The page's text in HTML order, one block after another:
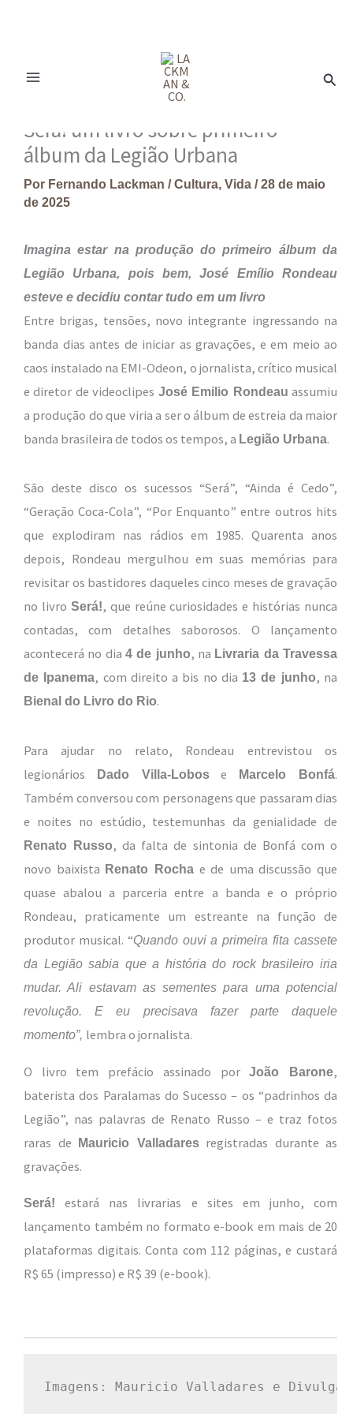
Será! um livro sobre primeiro
álbum da Legião Urbana
Por Fernando Lackman /Cultura, Vida /28 de maio
de 2025
Imagina estar na produção do primeiro álbum da
Legião Urbana, pois bem, José Emílio Rondeau
esteve e decidiu contar tudo em um livro
Entre brigas, tensões, novo integrante ingressando na
banda dias antes de iniciar as gravações, e em meio ao
caos instalado na EMI-Odeon, o jornalista, crítico musical
e diretor de videoclipes José Emilio Rondeau assumiu
a produção do que viria a ser o álbum de estreia da maior
banda brasileira de todos os tempos, a Legião Urbana.
São deste disco os sucessos “Será”, “Ainda é Cedo”,
“Geração Coca-Cola”, “Por Enquanto” entre outros hits
que explodiram nas rádios em 1985. Quarenta anos
depois, Rondeau mergulhou em suas memórias para
revisitar os bastidores daqueles cinco meses de gravação
no livro Será!, que reúne curiosidades e histórias nunca
contadas, com detalhes saborosos. O lançamento
acontecerá no dia 4 de junho, na Livraria da Travessa
de Ipanema, com direito a bis no dia 13 de junho, na
Bienal do Livro do Rio.
Para ajudar no relato, Rondeau entrevistou os
legionários
Dado Villa-Lobose Marcelo Bonfá.
Também conversou com personagens que passaram dias
e noites no estúdio, testemunhas da genialidade de
Renato Russo, da falta de sintonia de Bonfá com o
novo baixista Renato Rochae de uma discussão que
quase abalou a parceria entre a banda e o próprio
Rondeau, praticamente um estreante na função de
produtor musical. “Quando ouvi a primeira fita cassete
da Legião sabia que a história do rock brasileiro iria
mudar. Ali estavam as sementes para uma potencial
revolução. E eu precisava fazer parte daquele
momento”, lembra o jornalista.
O livro tem prefácio assinado porJoão Barone,
baterista dos Paralamas do Sucesso – os “padrinhos da
Legião”, nas palavras de Renato Russo – e traz fotos
raras de Mauricio Valladaresregistradas durante as
gravações.
Será!
estará nas livrarias e sites em junho, com
lançamento também no formato e-book em mais de 20
plataformas digitais. Conta com 112 páginas, e custará
R$ 65 (impresso) e R$ 39 (e-book).
Imagens: Mauricio Valladares e